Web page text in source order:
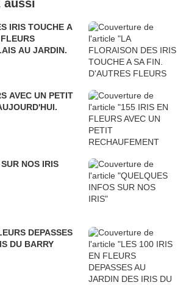
aussi
IRIS TOUCHE A
AU JARDIN.
AVEC UN PETIT
NOS IRIS
DEPASSES
DU BARRY